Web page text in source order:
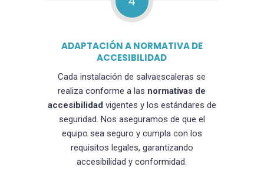
ADAPTACIÓN A NORMATIVA DE
ACCESIBILIDAD
Cada instalación de salvaescaleras se
realiza conforme a las normativas de
accesibilidad vigentes y los estándares de
seguridad. Nos aseguramos de que el
equipo sea seguro y cumpla con los
requisitos legales, garantizando
accesibilidad y conformidad.